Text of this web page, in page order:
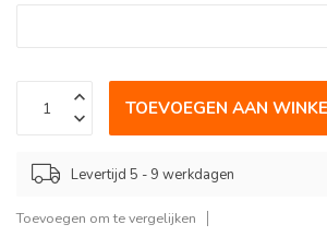
TOEVOEGEN AAN
Levertijd 5 - 9 werkdagen
Toevoegen om te vergelijken